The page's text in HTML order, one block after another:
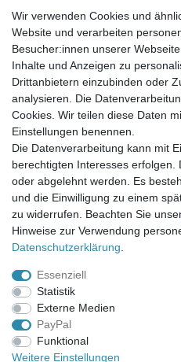
Newsletter-Anmeldung
FAQ / Fragen
Mein Warenkorb
Mein Merkzettel
Mein Konto
UNSER LADENGESCHÄFT
Gottlieb-Daimler-Str. 10
33334 Gütersloh
ÖFFNUNGSZEITEN
Montag - Dienstag: 8.00 -
Donnerstag: 8.00 - 18.00 Uhr,
KUNDENSERVICE
Telefon: (05241) 403 22 38
E-Mail: info@stoffamstueck.de
Wir verwenden Cookies und
Website und verarbeiten
Besucher:innen unserer
Inhalte und Anzeigen zu
Drittanbietern einzubinden oder
analysieren. Die
Cookies. Wir teilen diese Daten
Einstellungen benennen.
Die Datenverarbeitung kann mit
berechtigten Interesses erfolgen.
oder abgelehnt werden. Es
und die Einwilligung zu einem
zu widerrufen. Beachten Sie
Hinweise zur Verwendung
Daten­schutz­erklärung
Essenziell
Statistik
Externe Medien
PayPal
Funktional
Weitere Einstellungen